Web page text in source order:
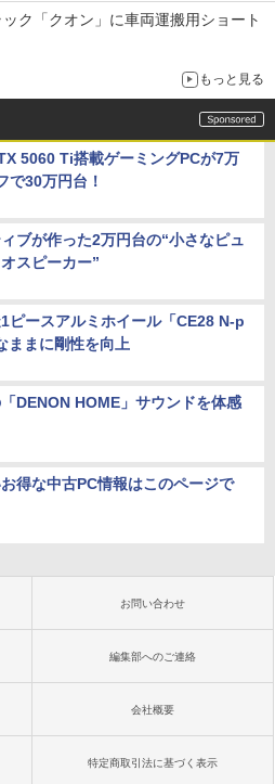
ク「クオン」に車両運搬用ショート
もっと見る
5060 Ti搭載ゲーミングPCが7万
で30万円台！
ブが作った2万円台の“小さなピュ
スピーカー”
ピースアルミホイール「CE28 N-p
ままに剛性を向上
DENON HOME」サウンドを体感
得な中古PC情報はこのページで
お問い合わせ
編集部へのご連絡
会社概要
特定商取引法に基づく表示